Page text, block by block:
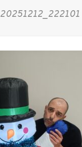
20251212_222101